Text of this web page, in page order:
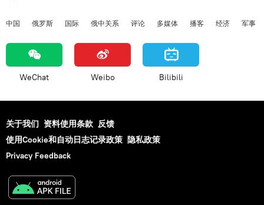
中国 俄罗斯 国际 俄中关系 评论 多媒体 播客 经济 军事
WeChat Weibo Bilibili
关于我们 资料使用条款 反馈
使用Cookie和自动日志记录政策 隐私政策
Privacy Feedback